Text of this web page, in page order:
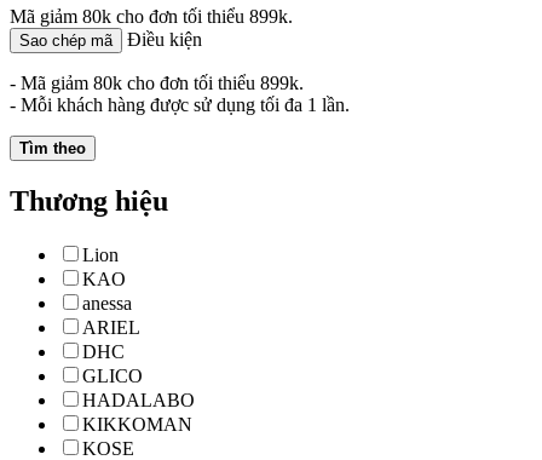
Mã giảm 80k cho đơn tối thiểu 899k.
Sao chép mã Điều kiện
- Mã giảm 80k cho đơn tối thiểu 899k.
- Mỗi khách hàng được sử dụng tối đa 1 lần.
Tìm theo
Thương hiệu
Lion
KAO
anessa
ARIEL
DHC
GLICO
HADALABO
KIKKOMAN
KOSE